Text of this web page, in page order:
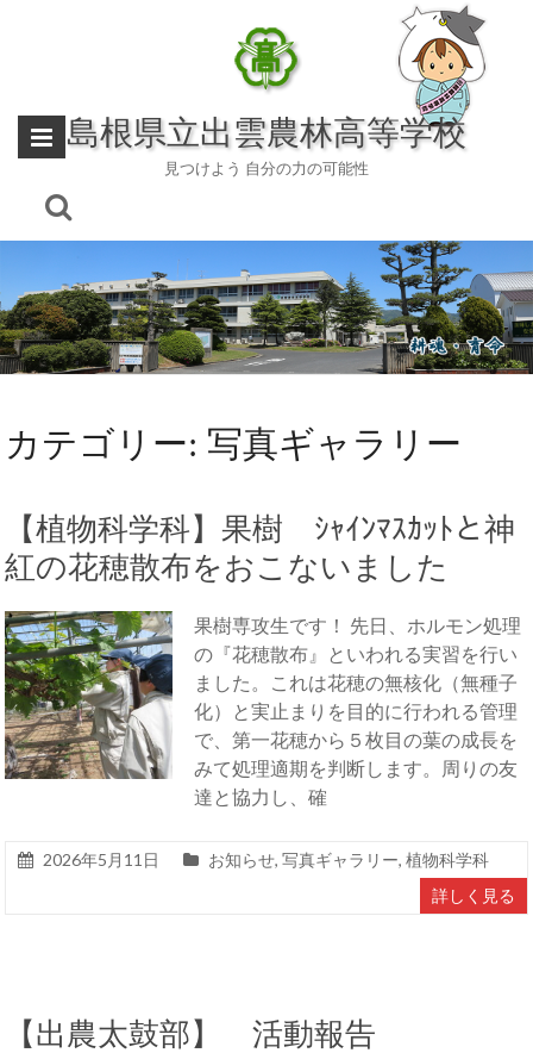
島根県立出雲農林高等学校
見つけよう 自分の力の可能性
カテゴリー: 写真ギャラリー
【植物科学科】果樹 ｼｬｲﾝﾏｽｶｯﾄと神
紅の花穂散布をおこないました
果樹専攻生です！ 先日、ホルモン処理
の『花穂散布』といわれる実習を行い
ました。これは花穂の無核化（無種子
化）と実止まりを目的に行われる管理
で、第一花穂から５枚目の葉の成長を
みて処理適期を判断します。周りの友
達と協力し、確
2026年5月11日 お知らせ,写真ギャラリー,植物科学科
詳しく見る
【出農太鼓部】 活動報告